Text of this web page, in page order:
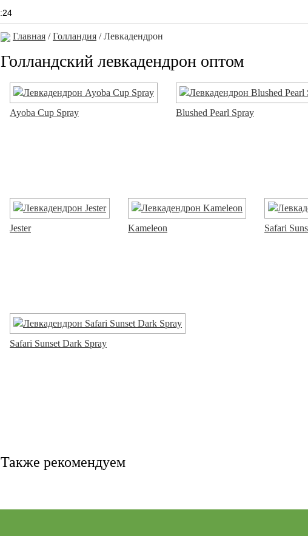
Главная /Голландия / Левкадендрон
Голландский левкадендрон оптом
Ayoba Cup Spray Blushed Pearl Spray
Jester Kameleon Safari
Safari Sunset Dark Spray
Также рекомендуем